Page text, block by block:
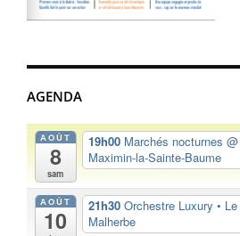
AGENDA
AOÛT
8
sam
19h00 Marchés nocturnes
Maximin-la-Sainte-Baume
AOÛT
10
21h30 Orchestre Luxury •
Malherbe